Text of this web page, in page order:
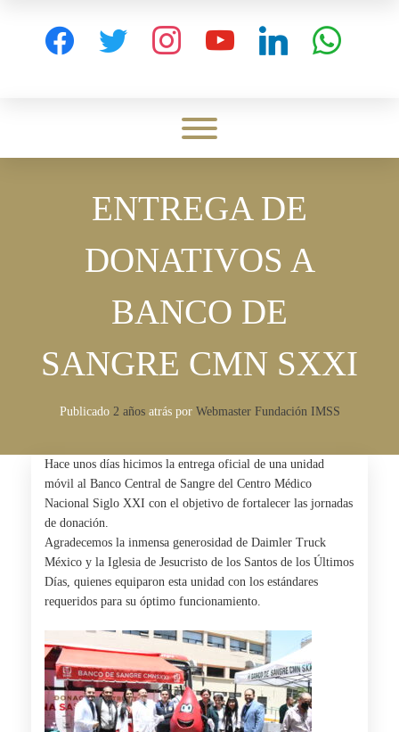
facebook twitter instagram youtube linkedin whatsapp
Toggle menu visibility.
ENTREGA DE
DONATIVOS A
BANCO DE
SANGRE CMN SXXI
Publicado 2 añosatrás por Webmaster Fundación IMSS
Hace unos días hicimos la entrega oficial de una unidad
móvil al Banco Central de Sangre del Centro Médico
Nacional Siglo XXI con el objetivo de fortalecer las jornadas
de donación.
Agradecemos la inmensa generosidad de Daimler Truck
México y la Iglesia de Jesucristo de los Santos de los Últimos
Días, quienes equiparon esta unidad con los estándares
requeridos para su óptimo funcionamiento.